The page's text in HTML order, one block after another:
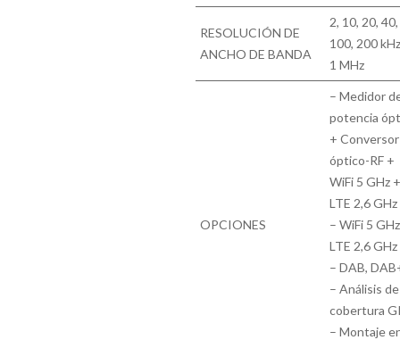
RESOLUCIÓN DE
ANCHO DE BANDA
2, 10, 20, 40,
100, 200
1 MHz
OPCIONES
– Medidor
potencia
+ Conversor
óptico-RF +
WiFi 5 GHz
LTE 2,6 GHz
– WiFi 5
LTE 2,6 GHz
– DAB,
– Análisis de
cobertura
– Montaje